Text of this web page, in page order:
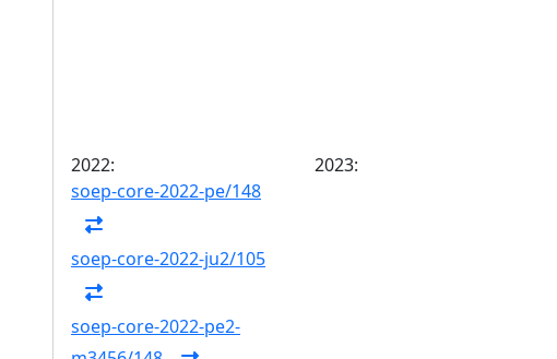
2022:
soep-core-2022-pe/148
soep-core-2022-ju2/105
soep-core-2022-pe2-
2023: